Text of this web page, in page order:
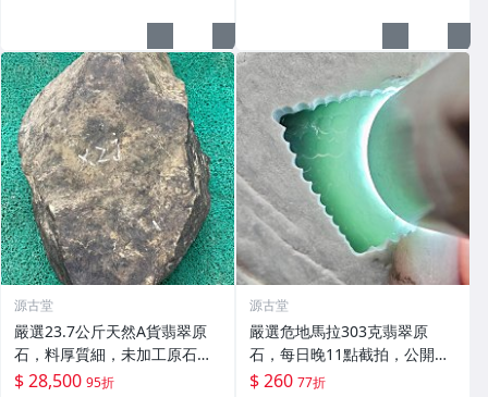
源古堂
嚴選23.7公斤天然A貨翡翠原
石，料厚質細，未加工原石，
老皮殼適合玩手鐲。支持郵
$ 28,500 95折
源古堂
嚴選危地馬拉303克翡翠原
石，每日晚11點截拍，公開真
實成交！晴水底開窗表現絕
$ 260 77折